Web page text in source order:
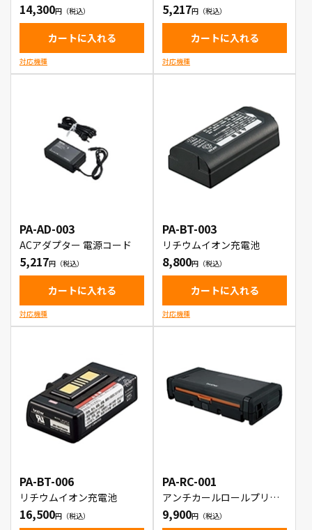
14,300
カートに入れる
対応機種
5,217
カートに入れる
対応機種
PA-AD-003
ACアダプター 電源コード
5,217
カートに入れる
対応機種
PA-BT-003
リチウムイオン充電池
8,800
カートに入れる
対応機種
PA-BT-006
リチウムイオン充電池
16,500
PA-RC-001
アンチカールロールプリン
ターケース
9,900